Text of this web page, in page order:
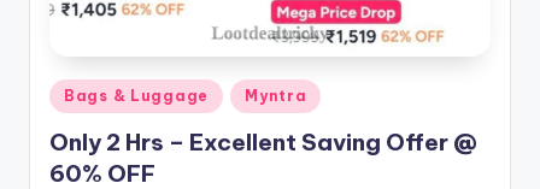
Posted
in
Bags & Luggage Myntra
Only 2 Hrs – Excellent Saving Offer @
60% OFF